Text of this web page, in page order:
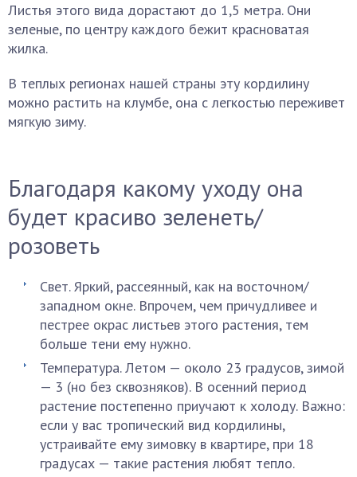
Листья этого вида дорастают до 1,5 метра. Они
зеленые, по центру каждого бежит красноватая
жилка.
В теплых регионах нашей страны эту кордилину
можно растить на клумбе, она с легкостью переживет
мягкую зиму.
Благодаря какому уходу она
будет красиво зеленеть/
розоветь
Свет. Яркий, рассеянный, как на восточном/
западном окне. Впрочем, чем причудливее и
пестрее окрас листьев этого растения, тем
больше тени ему нужно.
Температура. Летом — около 23 градусов, зимой
— 3 (но без сквозняков). В осенний период
растение постепенно приучают к холоду. Важно:
если у вас тропический вид кордилины,
устраивайте ему зимовку в квартире, при 18
градусах — такие растения любят тепло.